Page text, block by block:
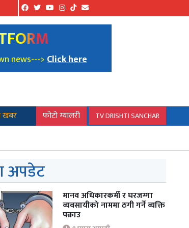
news--->Click here
खबर फोटो ग्यालरी
TV DRISHTI SANCHAR
अपडेट
मानव अधिकारकर्मी र घरजग्गा
व्यवसायीको नाममा ठगी गर्ने व्यक्ति
पक्राउ